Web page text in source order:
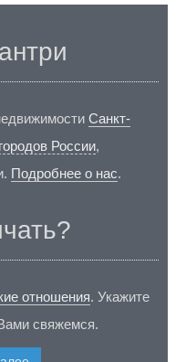
Санкт-
городов России,
Подробнее о нас.
отношения. Укажите
свяжемся.